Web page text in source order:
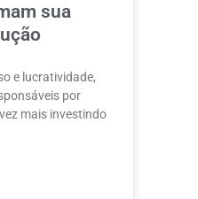
sua
e lucratividade,
por
mais investindo